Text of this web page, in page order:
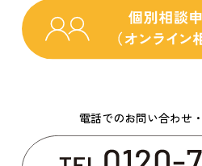
電話でのお問い合わせ